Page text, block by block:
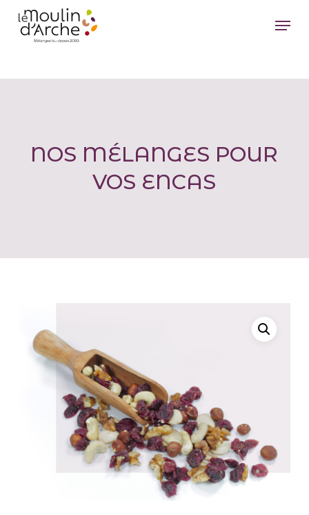
Passer
contenu
Menu
NOS MÉLANGES POUR
VOS ENCAS
menu